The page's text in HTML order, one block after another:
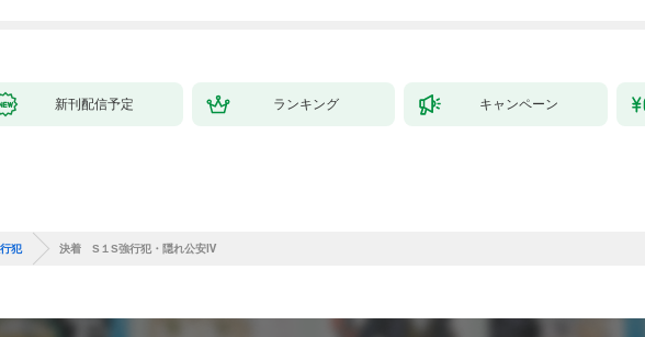
新刊配信予定 ランキング キャンペーン
犯 決着 S１S強行犯・隠れ公安Ⅳ